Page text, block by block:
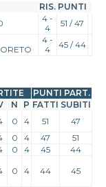
RIS. PUNTI
4 -
4
51 / 47
4 -
4
45 / 44
PUNTI PART.
N P FATTI SUBITI
0 4 51
47
0 4 47
51
0 4 45
44
0 4 44 45